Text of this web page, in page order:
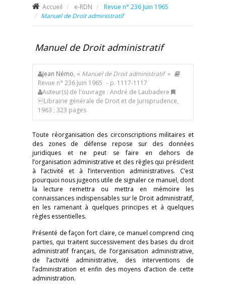
Accueil e-RDN
Revue n° 236 Juin 1965
Manuel de Droit administratif
Manuel de Droit administratif
Jean Némo, « Manuel de Droit administratif»
Revue n° 236 Juin 1965 - p. 1117-1117
Auteur(s) de l'ouvrage : André de Laubadere
Librairie générale de Droit et de Jurisprudence,
1963 ; 323 pages
Toute réorganisation des circonscriptions militaires et
des zones de défense repose sur des données
juridiques et ne peut se faire en dehors de
l’organisation administrative et des règles qui président
à l’activité et à l’intervention administratives. C’est
pourquoi nous jugeons utile de signaler ce manuel, dont
la lecture remettra ou mettra en mémoire les
connaissances indispensables sur le Droit administratif,
en les ramenant à quelques principes et à quelques
règles essentielles.
Présenté de façon fort claire, ce manuel comprend cinq
parties, qui traitent successivement des bases du droit
administratif français, de l’organisation administrative,
de l’activité administrative, des interventions de
l’administration et enfin des moyens d’action de cette
administration.